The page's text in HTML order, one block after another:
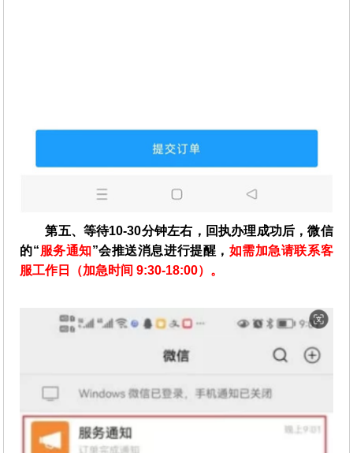
第五、等待10-30分钟左右，回执办理成功后，微信
的“服务通知”会推送消息进行提醒， 如需加急请联系客
服工作日（加急时间 9:30-18:00）。